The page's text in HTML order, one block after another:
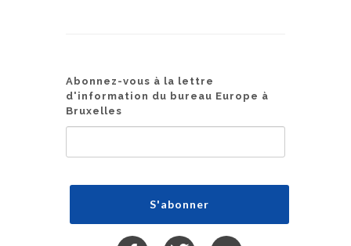
Abonnez-vous à la lettre
d'information du bureau Europe à
Bruxelles